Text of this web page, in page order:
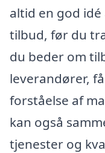
altid en god
tilbud, før du
du beder om
leverandører,
forståelse af
kan også
tjenester og